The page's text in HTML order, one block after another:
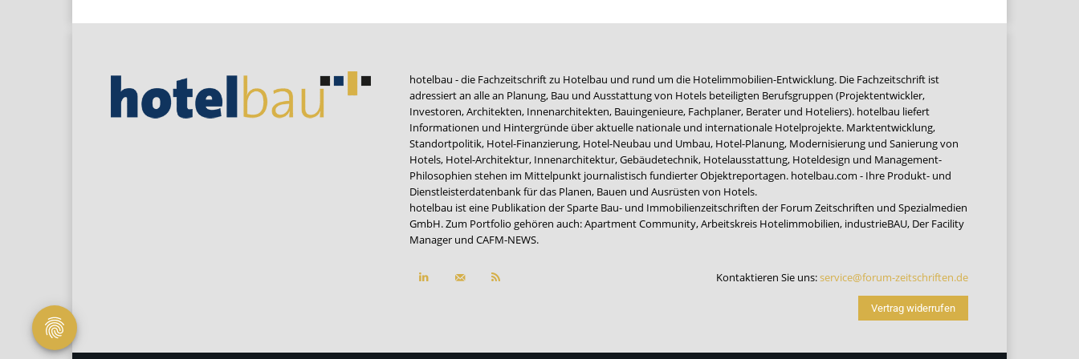
hotelbau - die Fachzeitschrift zu Hotelbau und rund um die Hotelimmobilien-Entwicklung. Die Fachzeitschrift ist
adressiert an alle an Planung, Bau und Ausstattung von Hotels beteiligten Berufsgruppen (Projektentwickler,
Investoren, Architekten, Innenarchitekten, Bauingenieure, Fachplaner, Berater und Hoteliers). hotelbau liefert
Informationen und Hintergründe über aktuelle nationale und internationale Hotelprojekte. Marktentwicklung,
Standortpolitik, Hotel-Finanzierung, Hotel-Neubau und Umbau, Hotel-Planung, Modernisierung und Sanierung von
Hotels, Hotel-Architektur, Innenarchitektur, Gebäudetechnik, Hotelausstattung, Hoteldesign und Management-
Philosophien stehen im Mittelpunkt journalistisch fundierter Objektreportagen. hotelbau.com - Ihre Produkt- und
Dienstleisterdatenbank für das Planen, Bauen und Ausrüsten von Hotels.
hotelbau ist eine Publikation der Sparte Bau- und Immobilienzeitschriften der Forum Zeitschriften und Spezialmedien
GmbH. Zum Portfolio gehören auch:Apartment Community,Arbeitskreis Hotelimmobilien, industrieBAU, Der Facility
Manager und CAFM-NEWS.
Kontaktieren Sie uns:service@forum-zeitschriften.de
Vertrag widerrufen